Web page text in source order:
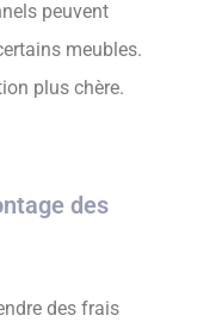
peuvent
meubles.
plus chère.
des
des frais